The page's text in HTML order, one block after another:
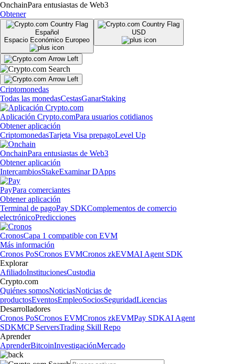
OnchainPara entusiastas de Web3
Obtener
Español
Espacio Económico Europeo
USD
Criptomonedas
Todas las monedasCestasGanarStaking
Aplicación Crypto.comPara usuarios cotidianos
Obtener aplicación
CriptomonedasTarjeta Visa prepagoLevel Up
OnchainPara entusiastas de Web3
Obtener aplicación
IntercambiosStakeExaminar DApps
PayPara comerciantes
Obtener aplicación
Terminal de pagoPay SDKComplementos de comercio
electrónicoPredicciones
CronosCapa 1 compatible con EVM
Más información
Cronos PoSCronos EVMCronos zkEVMAI Agent SDK
Explorar
AfiliadoInstitucionesCustodia
Crypto.com
Quiénes somosNoticiasNoticias de
productosEventosEmpleoSociosSeguridadLicencias
Desarrolladores
Cronos PoSCronos EVMCronos zkEVMPay SDKAI Agent
SDKMCP ServersTrading Skill Repo
Aprender
AprenderBitcoinInvestigaciónMercado